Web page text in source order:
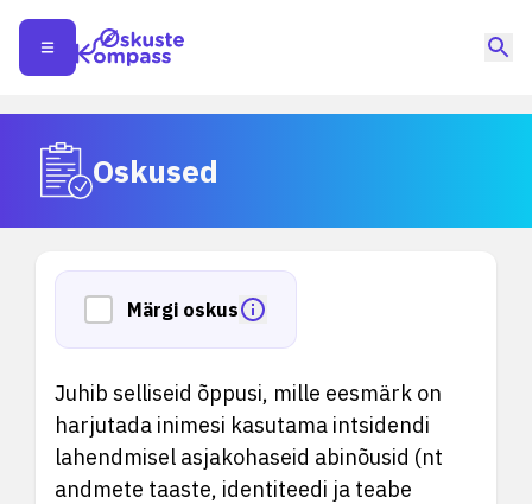
Oskused
Märgi oskus
Juhib selliseid õppusi, mille eesmärk on
harjutada inimesi kasutama intsidendi
lahendmisel asjakohaseid abinõusid (nt
andmete taaste, identiteedi ja teabe